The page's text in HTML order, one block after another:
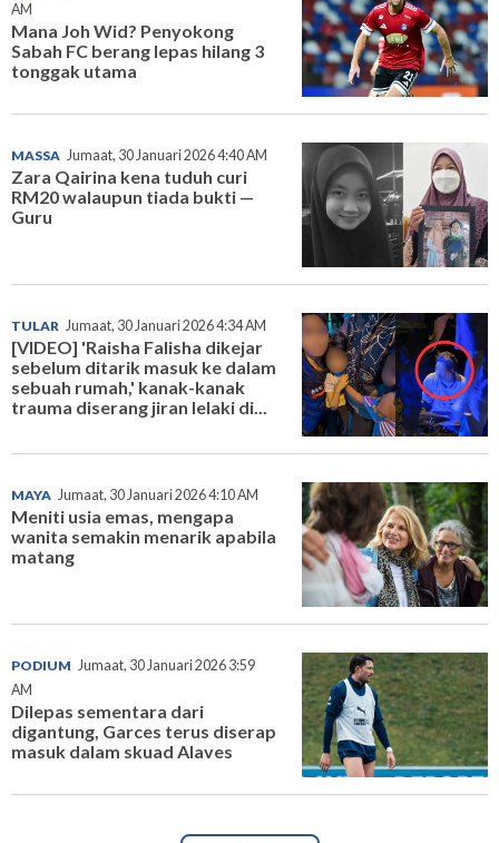
AM
Mana Joh Wid? Penyokong
Sabah FC berang lepas hilang 3
tonggak utama
MASSA Jumaat, 30 Januari 2026 4:40 AM
Zara Qairina kena tuduh curi
RM20 walaupun tiada bukti —
Guru
TULAR Jumaat, 30 Januari 2026 4:34 AM
[VIDEO] 'Raisha Falisha dikejar
sebelum ditarik masuk ke dalam
sebuah rumah,' kanak-kanak
trauma diserang jiran lelaki di...
MAYA Jumaat, 30 Januari 2026 4:10 AM
Meniti usia emas, mengapa
wanita semakin menarik apabila
matang
PODIUM Jumaat, 30 Januari 2026 3:59
AM
Dilepas sementara dari
digantung, Garces terus diserap
masuk dalam skuad Alaves